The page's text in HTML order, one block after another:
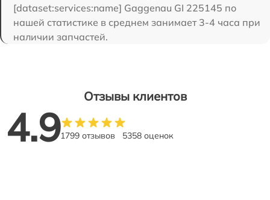
[dataset:services:name] Gaggenau GI 225145 по
нашей статистике в среднем занимает 3-4 часа при
наличии запчастей.
Отзывы клиентов
4.91799 отзывов 5358 оценок